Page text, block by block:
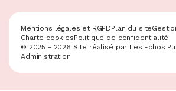
Mentions légales et RGPDPlan du site
Charte cookiesPolitique de confidentialité
© 2025 - 2026 Site réalisé par Les Echos
Administration